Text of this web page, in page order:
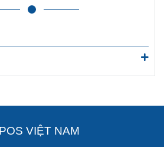
VIỆT NAM